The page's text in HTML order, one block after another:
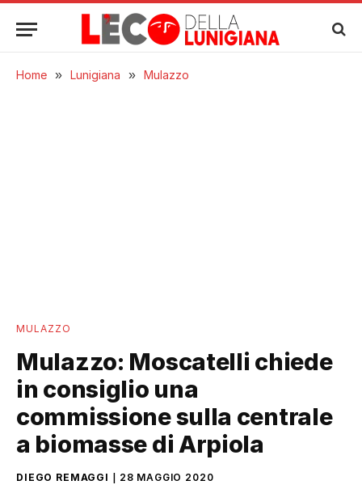
Home » Lunigiana » Mulazzo
MULAZZO
Mulazzo: Moscatelli chiede
in consiglio una
commissione sulla centrale
a biomasse di Arpiola
DIEGO REMAGGI 28 MAGGIO 2020